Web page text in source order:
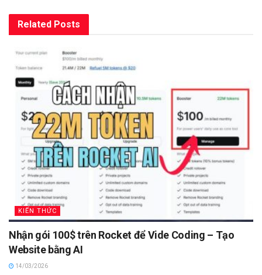
Related Posts
KIẾN THỨC
Nhận gói 100$ trên Rocket để Vide Coding – Tạo
Website bằng AI
14/03/2026